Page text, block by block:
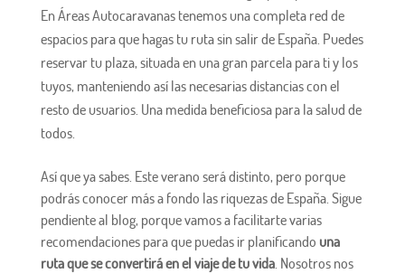
En Áreas Autocaravanas tenemos una completa red de
espacios para que hagas tu ruta sin salir de España. Puedes
reservar tu plaza, situada en una gran parcela para ti y los
tuyos, manteniendo así las necesarias distancias con el
resto de usuarios. Una medida beneficiosa para la salud de
todos.
Así que ya sabes. Este verano será distinto, pero porque
podrás conocer más a fondo las riquezas de España. Sigue
pendiente al blog, porque vamos a facilitarte varias
recomendaciones para que puedas ir planificando una
ruta que se convertirá en el viaje de tu vida. Nosotros nos